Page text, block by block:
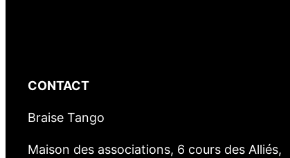
CONTACT
Braise Tango
Maison des associations, 6 cours des Alliés,